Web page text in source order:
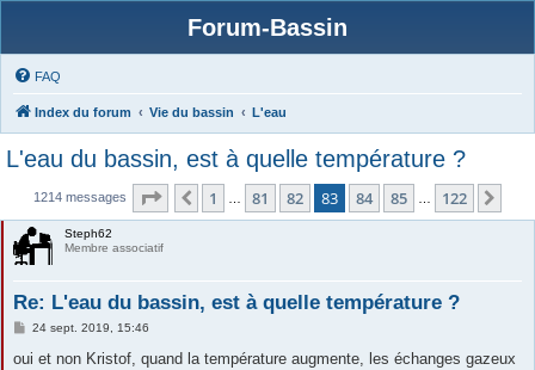
Forum-Bassin
FAQ
Index du forum Vie du bassin L'eau
L'eau du bassin, est à quelle température ?
1214 messages Page 83 sur 122
Précédente
1 81 82 83 84 85 122
Steph62
Membre associatif
Re: L'eau du bassin, est à quelle température ?
M
s
24 sept. 2019, 15:46
oui et non Kristof, quand la température augmente, les échanges gazeux